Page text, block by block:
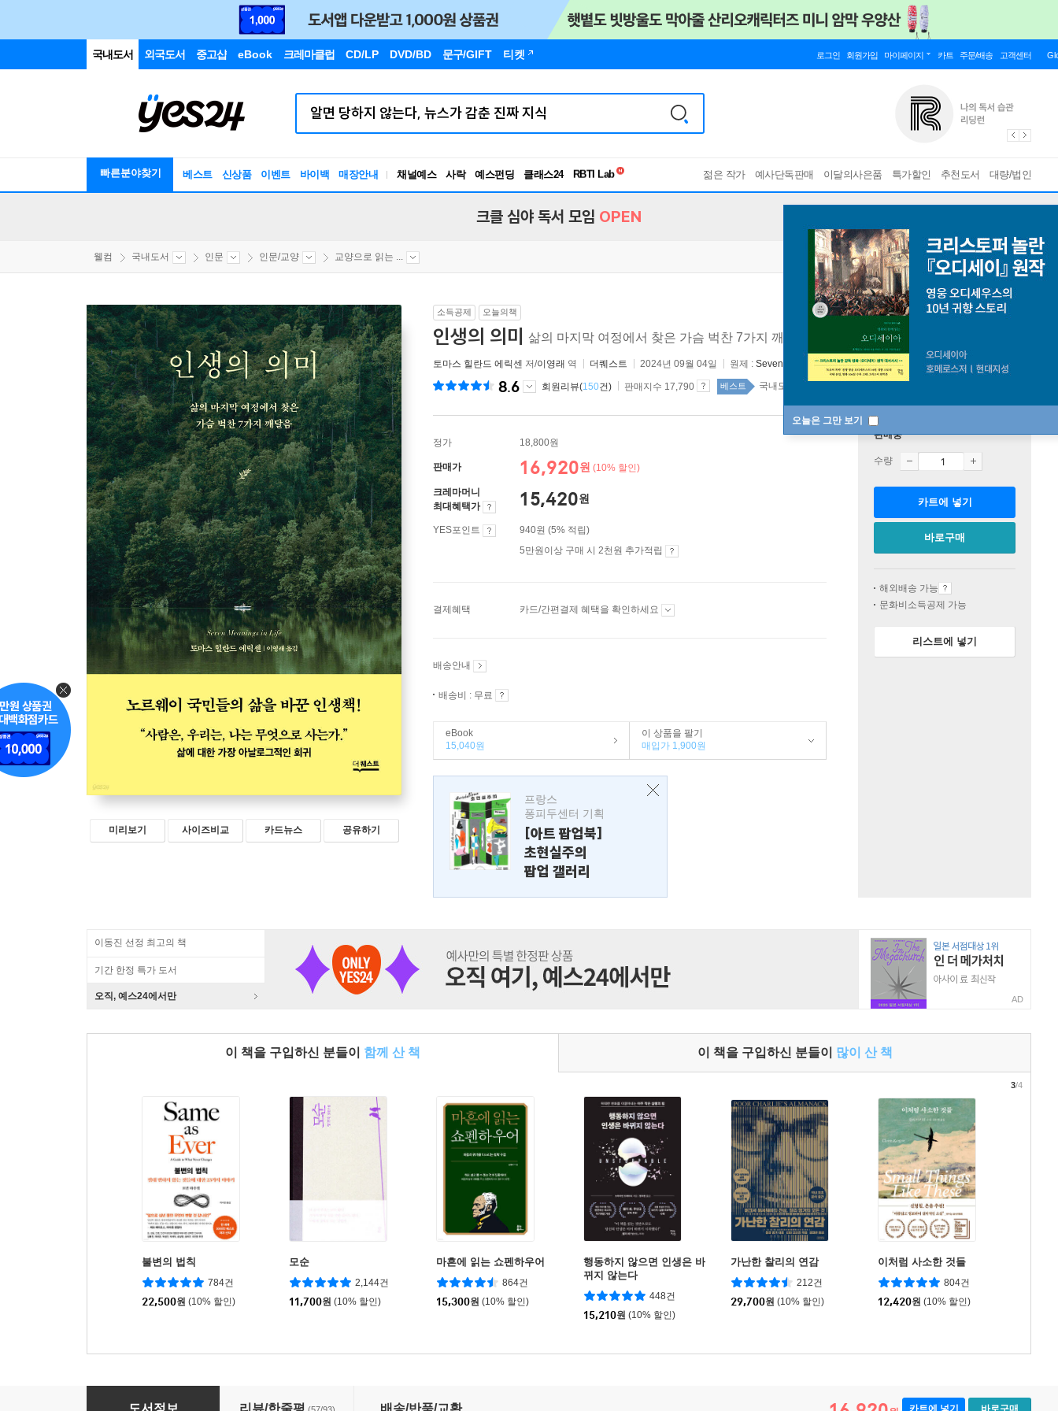
국내도서 외국도서 중고샵 eBook 크레마클럽 CD/LP DVD/BD 문구/GIFT 티켓 로그인 회원가입 마이페이지 카트 주문/배송 고객센터
빠른분야찾기 베스트 신상품 이벤트 바이백 매장안내 채널예스 사락 예스펀딩 클래스24
독서유형검사
RBTI Lab
젊은 작가 예사단독판매 이달의사은품 특가할인 추천도서 대량/법인
오늘은 그만 보기
크클 심야 독서 모임 OPEN
웰컴 국내도서 인문 인문/교양 교양으로 읽는 ...
미리보기 사이즈비교 카드뉴스 공유하기
소득공제 오늘의책
인생의 의미 삶의 마지막 여정에서 찾은 가슴 벅찬 7가지 깨달음
토마스 힐란드 에릭센 저/이영래 역 더퀘스트 2024년 09월 04일 원제 : Seven meanings in life
8.6 회원리뷰(150건) 판매지수 17,790 베스트 국내도서 top20 4주
정가 18,800원
판매가 16,920원 (10% 할인)
크레마머니
최대혜택가
15,420원
YES포인트
940원 (5% 적립)
5만원이상 구매 시 2천원 추가적립
결제혜택 카드/간편결제 혜택을 확인하세요
배송안내
배송비 : 무료
eBook
15,040원
이 상품을 팔기
매입가 1,900원
프랑스
퐁피두센터 기획
[아트 팝업북]
초현실주의
팝업 갤러리
판매중
수량
카트에 넣기
바로구매
해외배송 가능
문화비소득공제 가능
리스트에 넣기
이동진 선정 최고의 책
기간 한정 특가 도서
오직, 예스24에서만 AD
이 책을 구입하신 분들이 함께 산 책 이 책을 구입하신 분들이 많이 산 책
불변의 법칙
784건
22,500원 (10% 할인)
모순
2,144건
11,700원 (10% 할인)
마흔에 읽는 쇼펜하우어
864건
15,300원 (10% 할인)
행동하지 않으면 인생은 바
뀌지 않는다
448건
15,210원 (10% 할인)
가난한 찰리의 연감
212건
29,700원 (10% 할인)
이처럼 사소한 것들
804건
12,420원 (10% 할인)
3/4
인생의 의미
도서정보 리뷰/한줄평 배송/반품/교환 카트에 넣기 바로구매